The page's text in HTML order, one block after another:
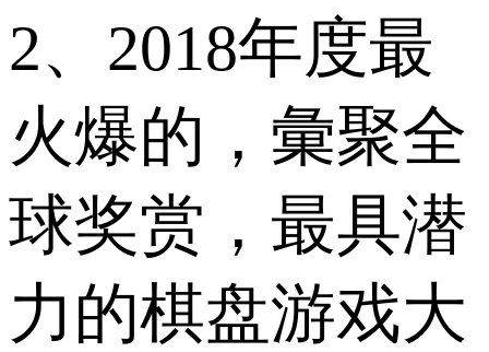
2、2018年度最
火爆的，彙聚全
球奖赏，最具潜
力的棋盘游戏大